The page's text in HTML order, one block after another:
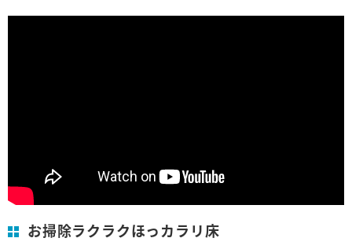
お掃除ラクラクほっカラリ床